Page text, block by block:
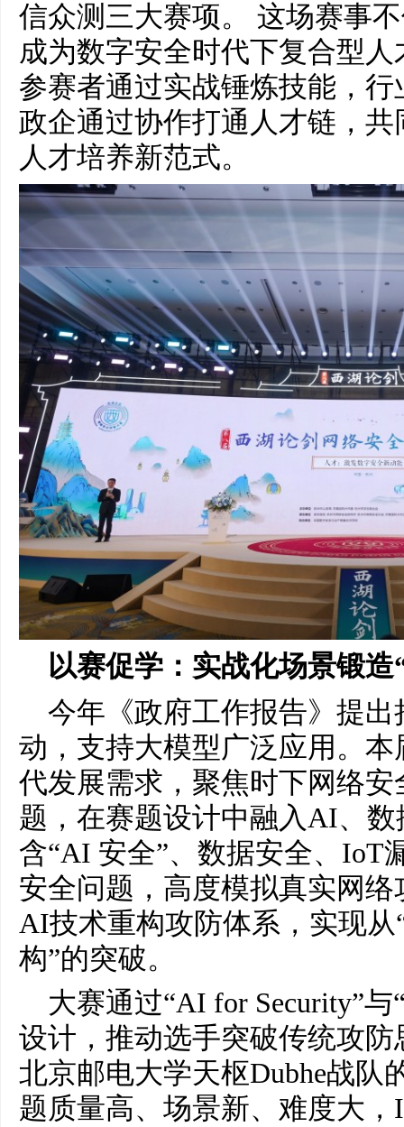
信众测三大赛项。 这场赛事
成为数字安全时代下复合型
参赛者通过实战锤炼技能，
政企通过协作打通人才链，
人才培养新范式。
以赛促学：实战化场景锻造
今年《政府工作报告》提出
动，支持大模型广泛应用。
代发展需求，聚焦时下网络
题，在赛题设计中融入AI、
含“AI 安全”、数据安全、IoT
安全问题，高度模拟真实网
AI技术重构攻防体系，实现从
构”的突破。
大赛通过“AI for Security”
设计，推动选手突破传统攻
北京邮电大学天枢Dubhe战队
题质量高、场景新、难度大